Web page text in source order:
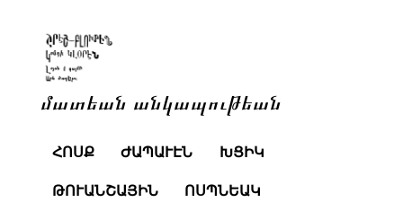
մատեան անկապութեան
ՀՈՍՔ ԺԱՊԱՒԷՆ ԽՑԻԿ
ԹՈՒԱՆՇԱՅԻՆ ՈՍՊՆԵԱԿ